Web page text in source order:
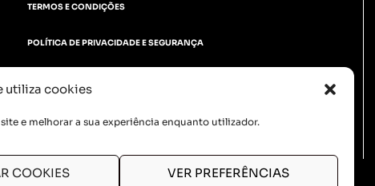
utiliza cookies
e melhorar a sua experiência enquanto utilizador.
COOKIES VER PREFERÊNCIAS
TERMOS E CONDIÇÕES
POLÍTICA DE PRIVACIDADE E SEGURANÇA